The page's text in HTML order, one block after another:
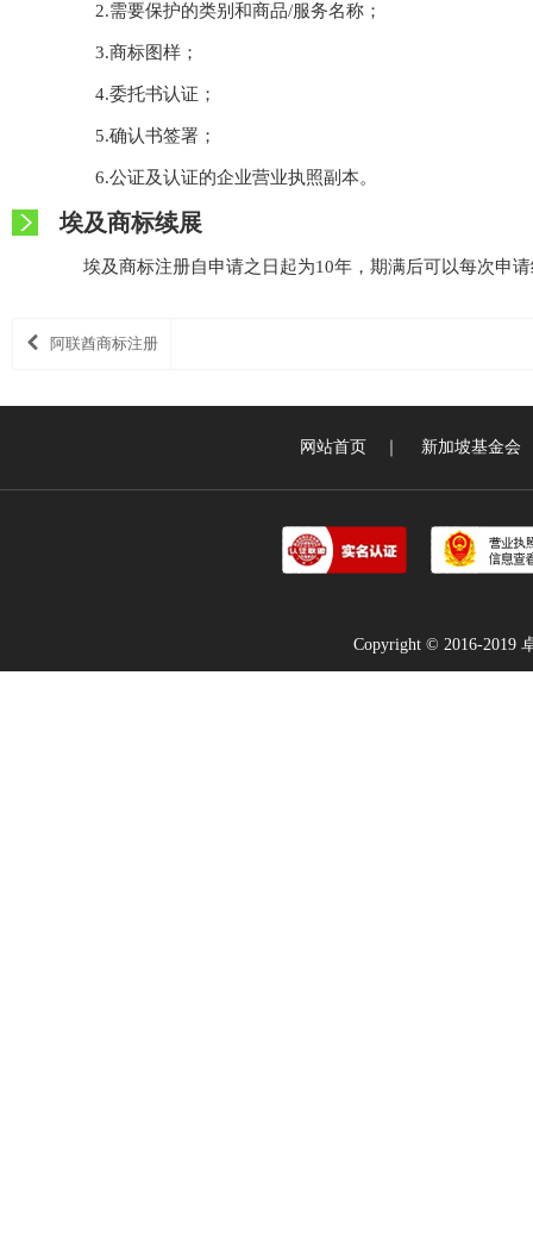
2.需要保护的类别和商品/服务名称；
3.商标图样；
4.委托书认证；
5.确认书签署；
6.公证及认证的企业营业执照副本。
埃及商标续展
埃及商标注册自申请之日起为10年，期满后可以每次申
阿联酋商标注册
网站首页 新加坡基金会
Copyright © 2016-2019